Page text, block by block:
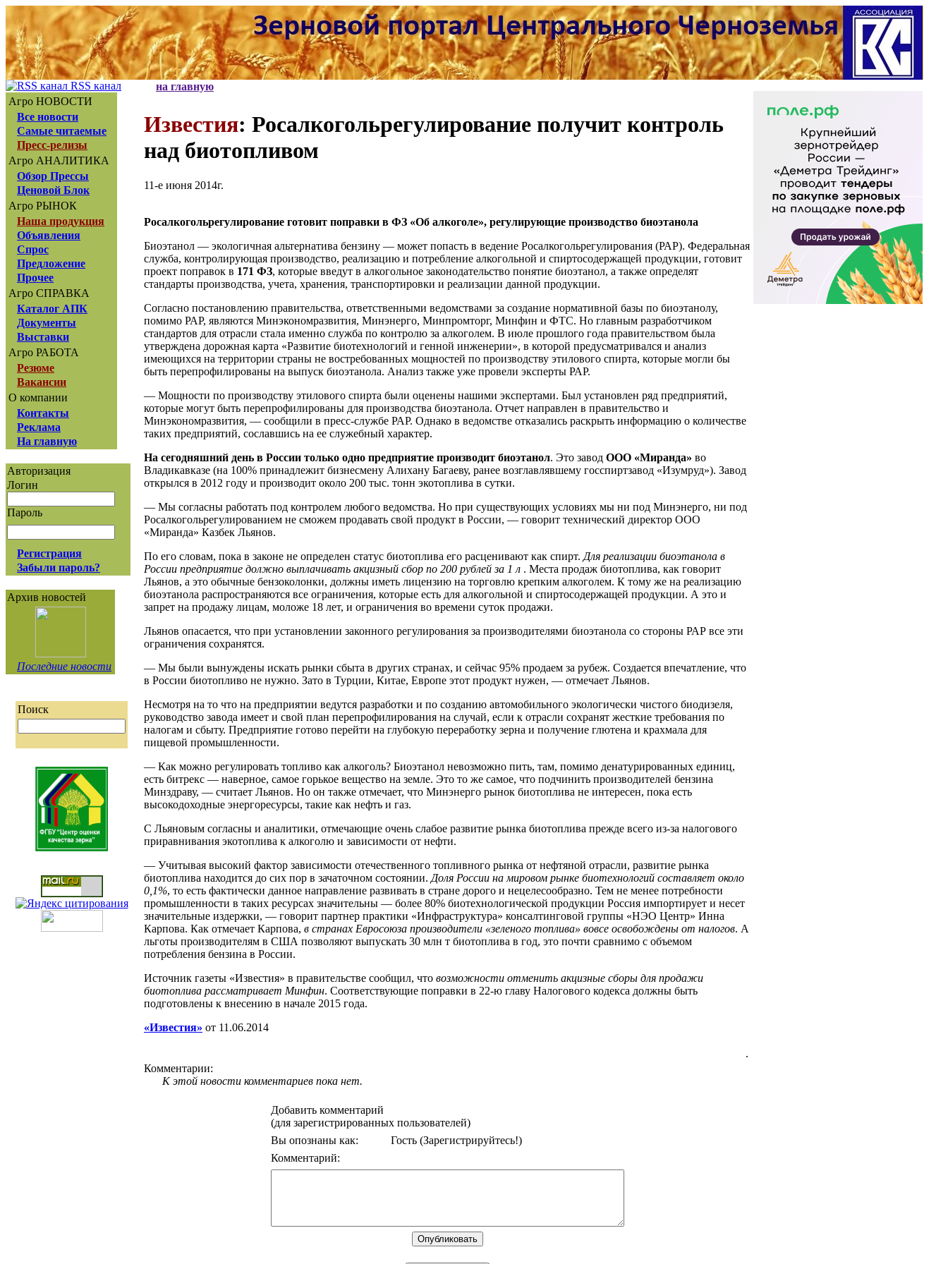
RSS канал
Агро НОВОСТИ
Все новости
Самые читаемые
Пресс-релизы
Агро АНАЛИТИКА
Обзор Прессы
Ценовой Блок
Агро РЫНОК
Наша продукция
Объявления
Спрос
Предложение
Прочее
Агро СПРАВКА
Каталог АПК
Документы
Выставки
Агро РАБОТА
Резюме
Вакансии
О компании
Контакты
Реклама
На главную
Авторизация
Логин
Пароль
Регистрация
Забыли пароль?
Архив новостей
Последние новости
Поиск
на главную
Известия: Росалкогольрегулирование получит контроль
над биотопливом
11-е июня 2014г.
Росалкогольрегулирование готовит поправки в ФЗ «Об алкоголе», регулирующие производство биоэтанола
Биоэтанол — экологичная альтернатива бензину — может попасть в ведение Росалкогольрегулирования (РАР). Федеральная
служба, контролирующая производство, реализацию и потребление алкогольной и спиртосодержащей продукции, готовит
проект поправок в 171 ФЗ, которые введут в алкогольное законодательство понятие биоэтанол, а также определят
стандарты производства, учета, хранения, транспортировки и реализации данной продукции.
Согласно постановлению правительства, ответственными ведомствами за создание нормативной базы по биоэтанолу,
помимо РАР, являются Минэкономразвития, Минэнерго, Минпромторг, Минфин и ФТС. Но главным разработчиком
стандартов для отрасли стала именно служба по контролю за алкоголем. В июле прошлого года правительством была
утверждена дорожная карта «Развитие биотехнологий и генной инженерии», в которой предусматривался и анализ
имеющихся на территории страны не востребованных мощностей по производству этилового спирта, которые могли бы
быть перепрофилированы на выпуск биоэтанола. Анализ также уже провели эксперты РАР.
— Мощности по производству этилового спирта были оценены нашими экспертами. Был установлен ряд предприятий,
которые могут быть перепрофилированы для производства биоэтанола. Отчет направлен в правительство и
Минэкономразвития, — сообщили в пресс-службе РАР. Однако в ведомстве отказались раскрыть информацию о количестве
таких предприятий, сославшись на ее служебный характер.
На сегодняшний день в России только одно предприятие производит биоэтанол. Это завод ООО «Миранда» во
Владикавказе (на 100% принадлежит бизнесмену Алихану Багаеву, ранее возглавлявшему госспиртзавод «Изумруд»). Завод
открылся в 2012 году и производит около 200 тыс. тонн экотоплива в сутки.
— Мы согласны работать под контролем любого ведомства. Но при существующих условиях мы ни под Минэнерго, ни под
Росалкогольрегулированием не сможем продавать свой продукт в России, — говорит технический директор ООО
«Миранда» Казбек Льянов.
По его словам, пока в законе не определен статус биотоплива его расценивают как спирт. Для реализации биоэтанола в
России предприятие должно выплачивать акцизный сбор по 200 рублей за 1 л . Места продаж биотоплива, как говорит
Льянов, а это обычные бензоколонки, должны иметь лицензию на торговлю крепким алкоголем. К тому же на реализацию
биоэтанола распространяются все ограничения, которые есть для алкогольной и спиртосодержащей продукции. А это и
запрет на продажу лицам, моложе 18 лет, и ограничения во времени суток продажи.
Льянов опасается, что при установлении законного регулирования за производителями биоэтанола со стороны РАР все эти
ограничения сохранятся.
— Мы были вынуждены искать рынки сбыта в других странах, и сейчас 95% продаем за рубеж. Создается впечатление, что
в России биотопливо не нужно. Зато в Турции, Китае, Европе этот продукт нужен, — отмечает Льянов.
Несмотря на то что на предприятии ведутся разработки и по созданию автомобильного экологически чистого биодизеля,
руководство завода имеет и свой план перепрофилирования на случай, если к отрасли сохранят жесткие требования по
налогам и сбыту. Предприятие готово перейти на глубокую переработку зерна и получение глютена и крахмала для
пищевой промышленности.
— Как можно регулировать топливо как алкоголь? Биоэтанол невозможно пить, там, помимо денатурированных единиц,
есть битрекс — наверное, самое горькое вещество на земле. Это то же самое, что подчинить производителей бензина
Минздраву, — считает Льянов. Но он также отмечает, что Минэнерго рынок биотоплива не интересен, пока есть
высокодоходные энергоресурсы, такие как нефть и газ.
С Льяновым согласны и аналитики, отмечающие очень слабое развитие рынка биотоплива прежде всего из-за налогового
приравнивания экотоплива к алкоголю и зависимости от нефти.
— Учитывая высокий фактор зависимости отечественного топливного рынка от нефтяной отрасли, развитие рынка
биотоплива находится до сих пор в зачаточном состоянии. Доля России на мировом рынке биотехнологий составляет около
0,1%, то есть фактически данное направление развивать в стране дорого и нецелесообразно. Тем не менее потребности
промышленности в таких ресурсах значительны — более 80% биотехнологической продукции Россия импортирует и несет
значительные издержки, — говорит партнер практики «Инфраструктура» консалтинговой группы «НЭО Центр» Инна
Карпова. Как отмечает Карпова, в странах Евросоюза производители «зеленого топлива» вовсе освобождены от налогов. А
льготы производителям в США позволяют выпускать 30 млн т биотоплива в год, это почти сравнимо с объемом
потребления бензина в России.
Источник газеты «Известия» в правительстве сообщил, что возможности отменить акцизные сборы для продажи
биотоплива рассматривает Минфин. Соответствующие поправки в 22-ю главу Налогового кодекса должны быть
подготовлены к внесению в начале 2015 года.
«Известия» от 11.06.2014
.
Комментарии:
К этой новости комментариев пока нет.
Добавить комментарий
(для зарегистрированных пользователей)
Вы опознаны как:
Гость (Зарегистрируйтесь!)
Комментарий: